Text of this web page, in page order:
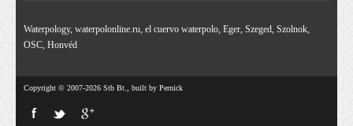
Waterpology, waterpolonline.ru, el cuervo waterpolo, Eger, Szeged, Szolnok,
OSC, Honvéd
Copyright © 2007-2026 Stb Bt., built by Pernick